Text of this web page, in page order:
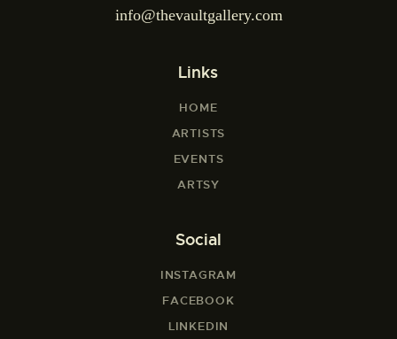
info@thevaultgallery.com
Links
HOME
ARTISTS
EVENTS
ARTSY
Social
INSTAGRAM
FACEBOOK
LINKEDIN